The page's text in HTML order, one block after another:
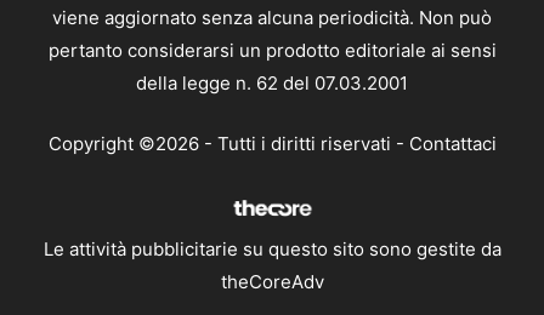
viene aggiornato senza alcuna periodicità. Non può
pertanto considerarsi un prodotto editoriale ai sensi
della legge n. 62 del 07.03.2001
Copyright ©2026 - Tutti i diritti riservati - Contattaci
Le attività pubblicitarie su questo sito sono gestite da
theCoreAdv